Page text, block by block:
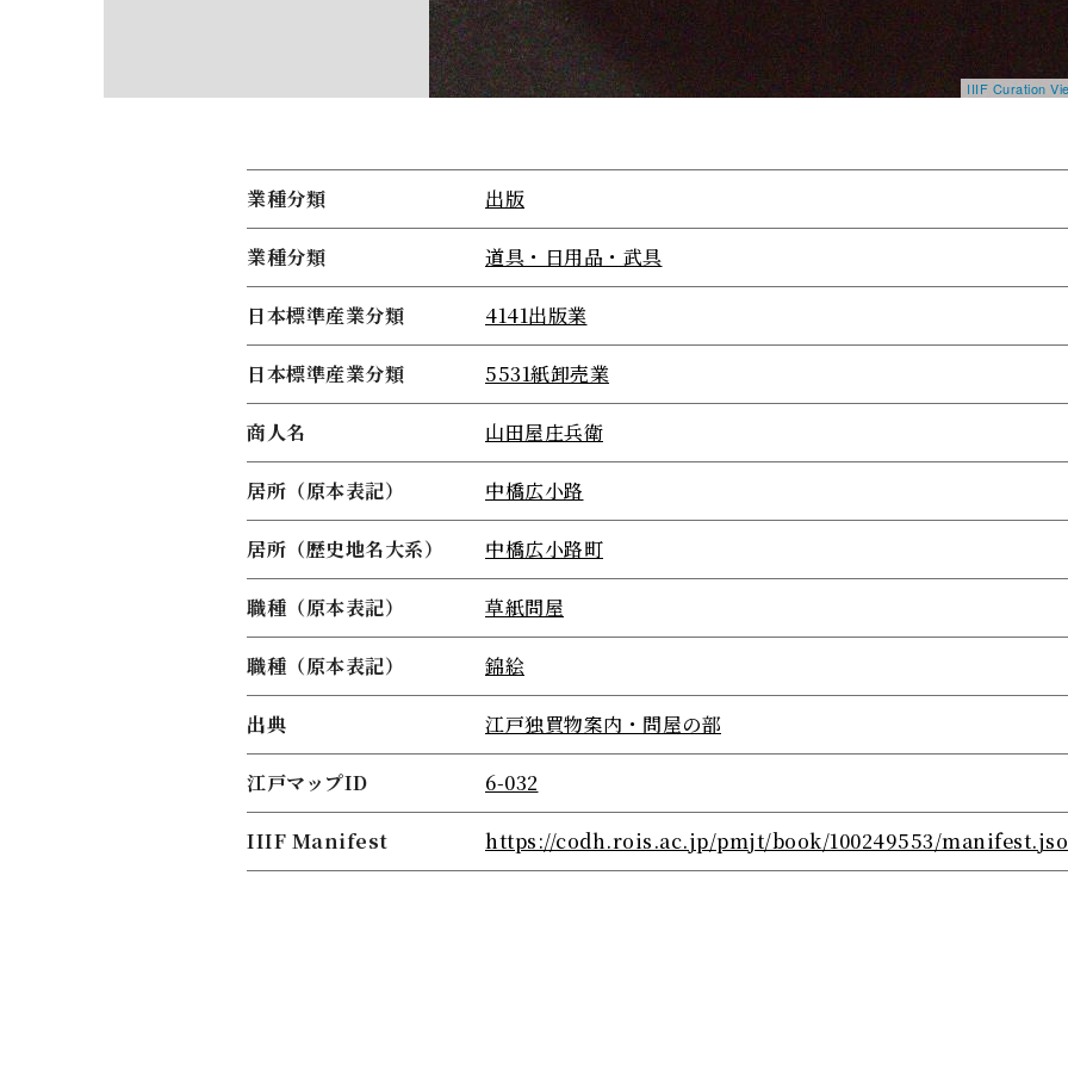
IIIF Curation
業種分類 出版
業種分類 道具・日用品・武具
日本標準産業分類 4141出版業
日本標準産業分類 5531紙卸売業
商人名 山田屋庄兵衛
居所（原本表記） 中橋広小路
居所（歴史地名大系） 中橋広小路町
職種（原本表記） 草紙問屋
職種（原本表記） 錦絵
出典 江戸独買物案内・問屋の部
江戸マップID 6-032
IIIF Manifest https://codh.rois.ac.jp/pmjt/book/100249553/